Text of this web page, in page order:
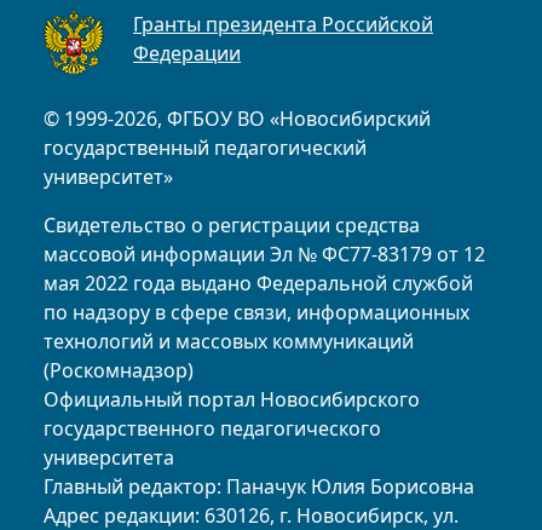
© 1999-2026, ФГБОУ ВО «Новосибирский
государственный педагогический
университет»
Свидетельство о регистрации средства
массовой информации Эл № ФС77-83179 от 12
мая 2022 года выдано Федеральной службой
по надзору в сфере связи, информационных
технологий и массовых коммуникаций
(Роскомнадзор)
Официальный портал Новосибирского
государственного педагогического
университета
Главный редактор: Паначук Юлия Борисовна
Адрес редакции: 630126, г. Новосибирск, ул.
Гранты президента Российской
Федерации